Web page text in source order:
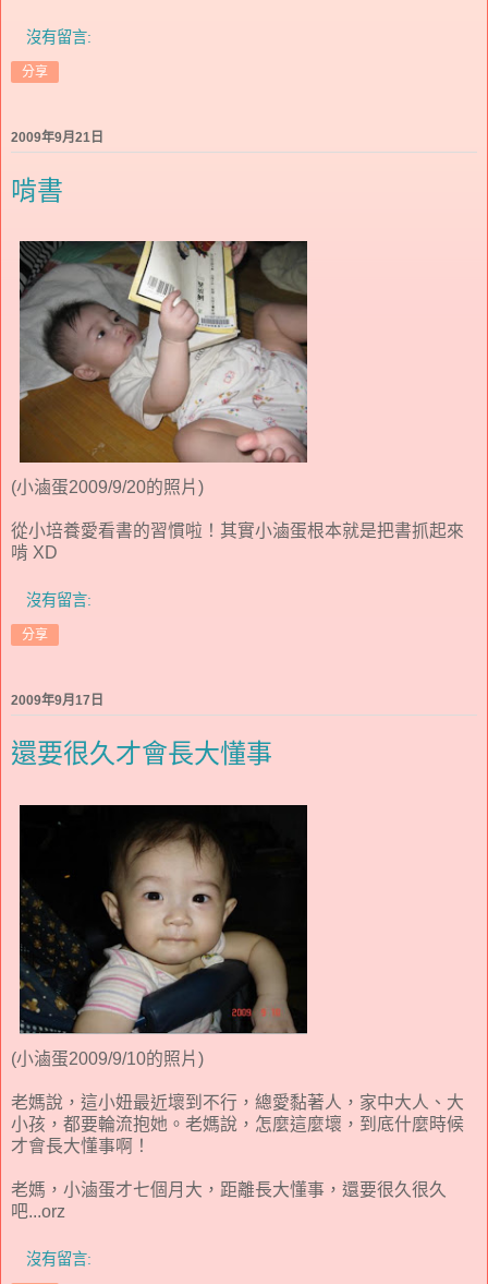
沒有留言:
分享
2009年9月21日
啃書
(小滷蛋2009/9/20的照片)
從小培養愛看書的習慣啦！其實小滷蛋根本就是把書抓起來
啃 XD
沒有留言:
分享
2009年9月17日
還要很久才會長大懂事
(小滷蛋2009/9/10的照片)
老媽說，這小妞最近壞到不行，總愛黏著人，家中大人、大
小孩，都要輪流抱她。老媽說，怎麼這麼壞，到底什麼時候
才會長大懂事啊！
老媽，小滷蛋才七個月大，距離長大懂事，還要很久很久
吧...orz
沒有留言: